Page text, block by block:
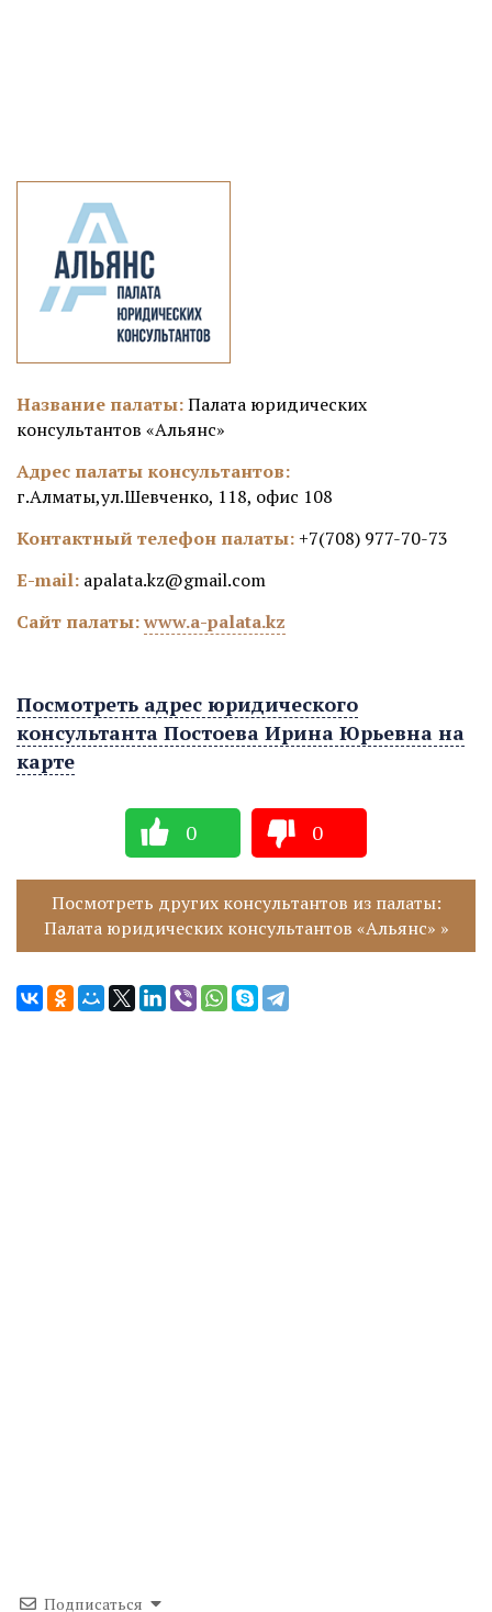
Название палаты:Палата юридических
консультантов «Альянс»
Адрес палаты консультантов:
г.Алматы,ул.Шевченко, 118, офис 108
Контактный телефон палаты: +7(708) 977-70-73
E-mail: apalata.kz@gmail.com
Сайт палаты:www.a-palata.kz
Посмотреть адрес юридического
консультанта Постоева Ирина Юрьевна на
карте
0 0
Посмотреть других консультантов из палаты:
Палата юридических консультантов «Альянс» »
Подписаться